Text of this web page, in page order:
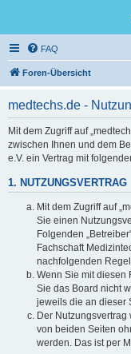
FAQ
Foren-Übersicht
medtechs.de -
Mit dem Zugriff auf
zwischen Ihnen und dem
e.V. ein Vertrag mit
1. NUTZUNGSVERTRAG
Mit dem Zugriff auf
Sie einen
Folgenden
Fachschaft
nachfolgenden
Wenn Sie mit diesen
Sie das Board nicht
jeweils die an dieser
Der
von beiden Seiten
werden. Das ist per